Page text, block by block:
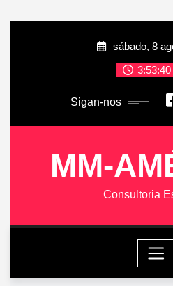
sábado, 8
Sigan-nos
MM-
Consultoria